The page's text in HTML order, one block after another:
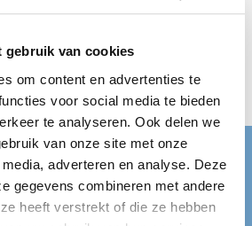
gebruik van cookies
om content en advertenties te
voor social media te bieden
te analyseren. Ook delen we
van onze site met onze
adverteren en analyse. Deze
gegevens combineren met andere
heeft verstrekt of die ze hebben
van
(BLS),
Raad (NRR)